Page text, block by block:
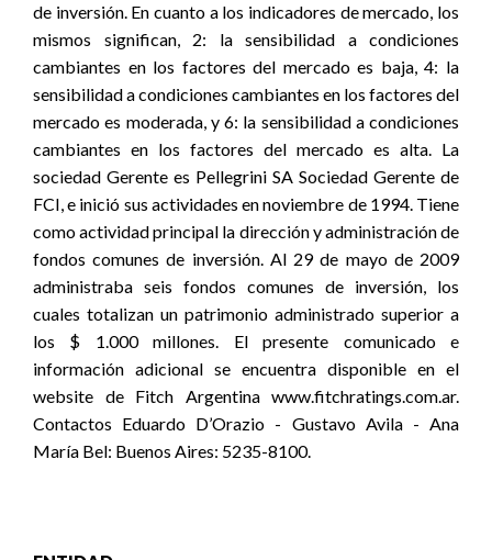
de inversión. En cuanto a los indicadores de mercado, los
mismos significan, 2: la sensibilidad a condiciones
cambiantes en los factores del mercado es baja, 4: la
sensibilidad a condiciones cambiantes en los factores del
mercado es moderada, y 6: la sensibilidad a condiciones
cambiantes en los factores del mercado es alta. La
sociedad Gerente es Pellegrini SA Sociedad Gerente de
FCI, e inició sus actividades en noviembre de 1994. Tiene
como actividad principal la dirección y administración de
fondos comunes de inversión. Al 29 de mayo de 2009
administraba seis fondos comunes de inversión, los
cuales totalizan un patrimonio administrado superior a
los $ 1.000 millones. El presente comunicado e
información adicional se encuentra disponible en el
website de Fitch Argentina www.fitchratings.com.ar.
Contactos Eduardo D’Orazio - Gustavo Avila - Ana
María Bel: Buenos Aires: 5235-8100.